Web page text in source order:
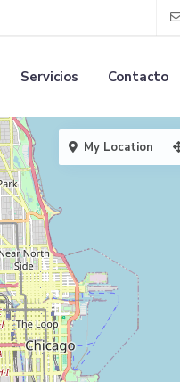
Servicios Contacto
My Location